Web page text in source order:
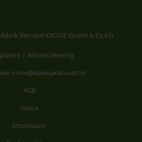
Bernard KRONE GmbH & Co.KG
| Whiste blowing
о конфиденциальности
AGB
поиск
Impressum